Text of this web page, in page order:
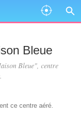
Bleue
Bleue", centre
ce centre aéré.